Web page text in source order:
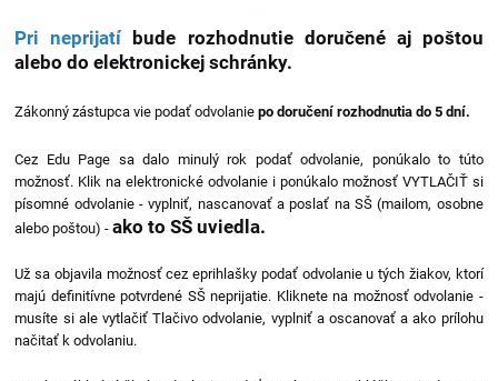
Pri neprijatí bude rozhodnutie doručené aj poštou
alebo do elektronickej schránky.
Zákonný zástupca vie podať odvolaniepo doručení rozhodnutia do 5 dní.
Cez Edu Page sa dalo minulý rok podať odvolanie, ponúkalo to túto
možnosť. Klik na elektronické odvolanie i ponúkalo možnosť VYTLAČIŤ si
písomné odvolanie - vyplniť, nascanovať a poslať na SŠ (mailom, osobne
alebo poštou) -ako to SŠ uviedla.
Už sa objavila možnosť cez eprihlašky podať odvolanie u tých žiakov, ktorí
majú definitívne potvrdené SŠ neprijatie. Kliknete na možnosť odvolanie -
musíte si ale vytlačiť Tlačivo odvolanie, vyplniť a oscanovať a ako prílohu
načitať k odvolaniu.